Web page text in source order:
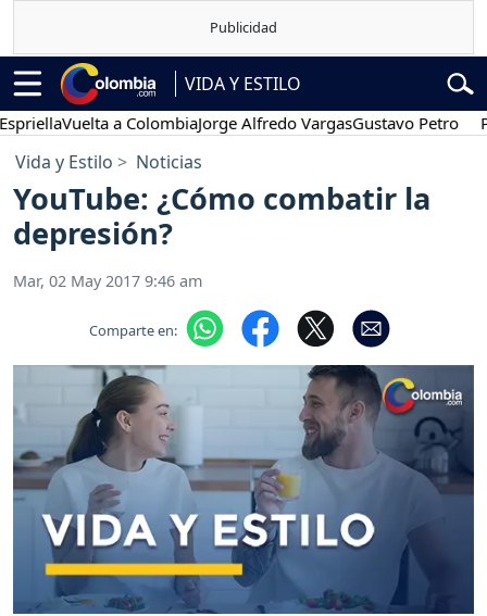
VIDA Y ESTILO
Vuelta a ColombiaJorge Alfredo Vargas Gustavo Petro
Vida y Estilo Noticias
YouTube: ¿Cómo combatir la
depresión?
Mar, 02 May 2017 9:46 am
Comparte en: